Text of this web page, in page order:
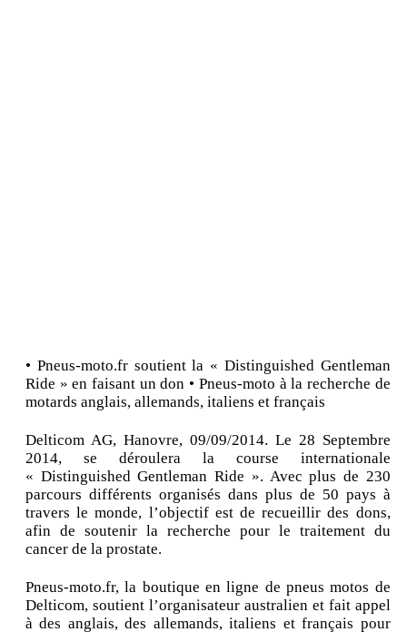
• Pneus-moto.fr soutient la « Distinguished Gentleman
Ride » en faisant un don • Pneus-moto à la recherche de
motards anglais, allemands, italiens et français
Delticom AG, Hanovre, 09/09/2014. Le 28 Septembre
2014, se déroulera la course internationale
« Distinguished Gentleman Ride ». Avec plus de 230
parcours différents organisés dans plus de 50 pays à
travers le monde, l’objectif est de recueillir des dons,
afin de soutenir la recherche pour le traitement du
cancer de la prostate.
Pneus-moto.fr, la boutique en ligne de pneus motos de
Delticom, soutient l’organisateur australien et fait appel
à des anglais, des allemands, italiens et français pour